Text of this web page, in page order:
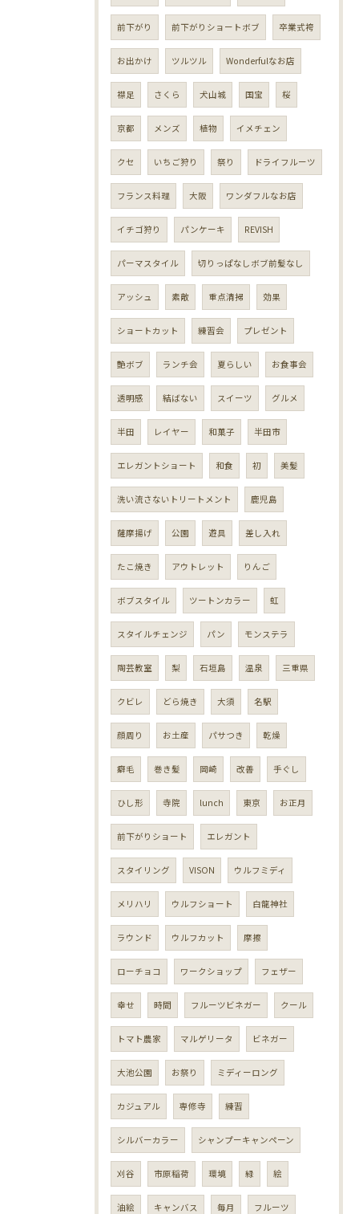
前下がり 前下がりショートボブ 卒業式袴
お出かけ ツルツル Wonderfulなお店
襟足 さくら 犬山城 国宝 桜
京都 メンズ 植物 イメチェン
クセ いちご狩り 祭り ドライフルーツ
フランス料理 大阪 ワンダフルなお店
イチゴ狩り パンケーキ REVISH
パーマスタイル 切りっぱなしボブ前髪なし
アッシュ 素敵 重点清掃 効果
ショートカット 練習会 プレゼント
艶ボブ ランチ会 夏らしい お食事会
透明感 結ばない スイーツ グルメ
半田 レイヤー 和菓子 半田市
エレガントショート 和食 初 美髪
洗い流さないトリートメント 鹿児島
薩摩揚げ 公園 遊具 差し入れ
たこ焼き アウトレット りんご
ボブスタイル ツートンカラー 虹
スタイルチェンジ パン モンステラ
陶芸教室 梨 石垣島 温泉 三重県
クビレ どら焼き 大須 名駅
顔周り お土産 パサつき 乾燥
癖毛 巻き髪 岡崎 改善 手ぐし
ひし形 寺院 lunch 東京 お正月
前下がりショート エレガント
スタイリング VISON ウルフミディ
メリハリ ウルフショート 白龍神社
ラウンド ウルフカット 摩擦
ローチョコ ワークショップ フェザー
幸せ 時間 フルーツビネガー クール
トマト農家 マルゲリータ ビネガー
大池公園 お祭り ミディーロング
カジュアル 専修寺 練習
シルバーカラー シャンプーキャンペーン
刈谷 市原稲荷 環境 緑 絵
油絵 キャンバス 毎月 フルーツ